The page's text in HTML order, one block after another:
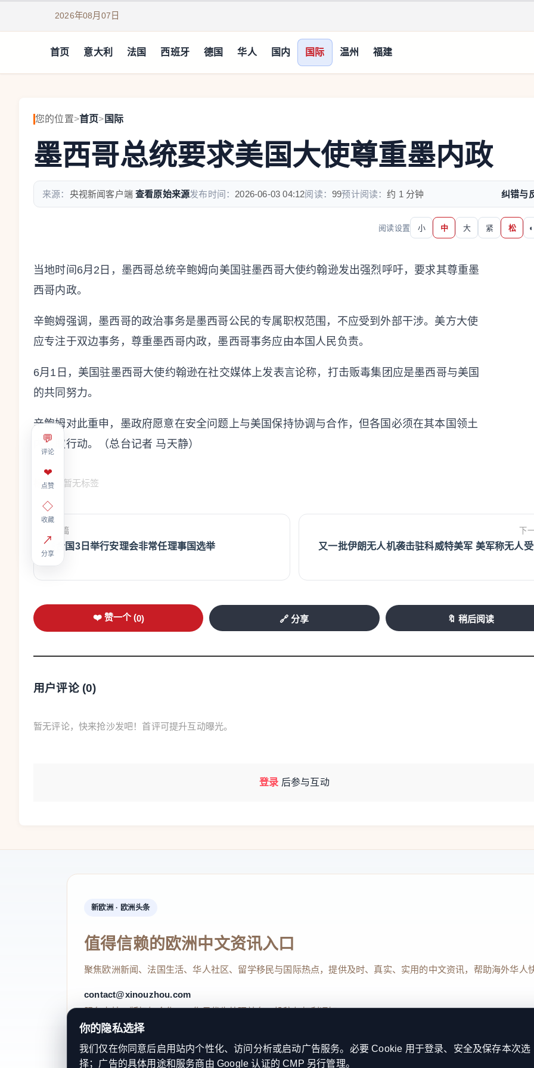
2026年08月07日
首页 意大利 法国 西班牙 德国 华人 国内 国际 温州 福建
您的位置>首页> 国际
墨西哥总统要求美国大使尊重墨内政
来源： 央视新闻客户端 查看原始来源发布时间： 2026-06-03 04:12阅读：99预计阅读：约 1 分钟 纠错与
阅读设置 小 中 大 紧 松 ◐
💬
评论
❤
点赞
◇
收藏
↗
分享
当地时间6月2日，墨西哥总统辛鲍姆向美国驻墨西哥大使约翰逊发出强烈呼吁，要求其尊重墨
西哥内政。
辛鲍姆强调，墨西哥的政治事务是墨西哥公民的专属职权范围，不应受到外部干涉。美方大使
应专注于双边事务，尊重墨西哥内政，墨西哥事务应由本国人民负责。
6月1日，美国驻墨西哥大使约翰逊在社交媒体上发表言论称，打击贩毒集团应是墨西哥与美国
的共同努力。
辛鲍姆对此重申，墨政府愿意在安全问题上与美国保持协调与合作，但各国必须在其本国领土
内采取行动。（总台记者 马天静）
标签： 暂无标签
上一篇
联合国3日举行安理会非常任理事国选举
下
又一批伊朗无人机袭击驻科威特美军 美军称无人
❤️ 赞一个 (0) 🔗 分享 🔖 稍后阅读
用户评论 (0)
暂无评论，快来抢沙发吧！首评可提升互动曝光。
登录 后参与互动
新欧洲 · 欧洲头条
值得信赖的欧洲中文资讯入口
聚焦欧洲新闻、法国生活、华人社区、留学移民与国际热点，提供及时、真实、实用的中文资讯，帮助海外华人
contact@xinouzhou.com
服务支持、版权与合作：工作日优先处理站务、投稿与权利通知
你的隐私选择
我们仅在你同意后启用站内个性化、访问分析或启动广告服务。必要 Cookie 用于登录、安全及保存本次选
择；广告的具体用途和服务商由 Google 认证的 CMP 另行管理。